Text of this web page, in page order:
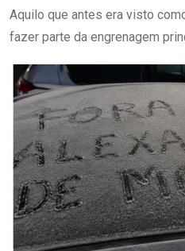
Aquilo que antes era visto
fazer parte da engrenagem